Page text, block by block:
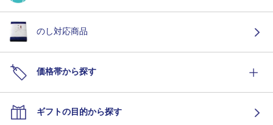
のし対応商品
価格帯から探す
ギフトの目的から探す